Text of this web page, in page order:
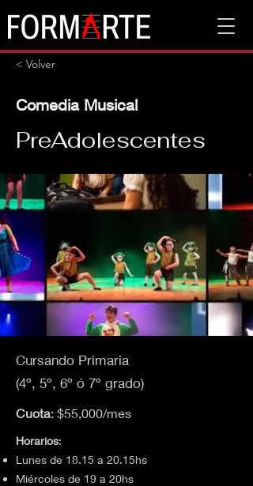
< Volver
Comedia Musical
PreAdolescentes
Cursando Primaria
(4º, 5º, 6º ó 7º grado)
Cuota: $55,000/mes
Horarios:
Lunes de 18.15 a 20.15hs
Miércoles de 19 a 20hs